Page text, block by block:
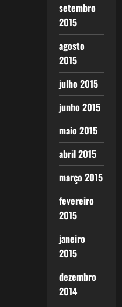
setembro
2015
agosto
2015
julho 2015
junho 2015
maio 2015
abril 2015
março 2015
fevereiro
2015
janeiro
2015
dezembro
2014